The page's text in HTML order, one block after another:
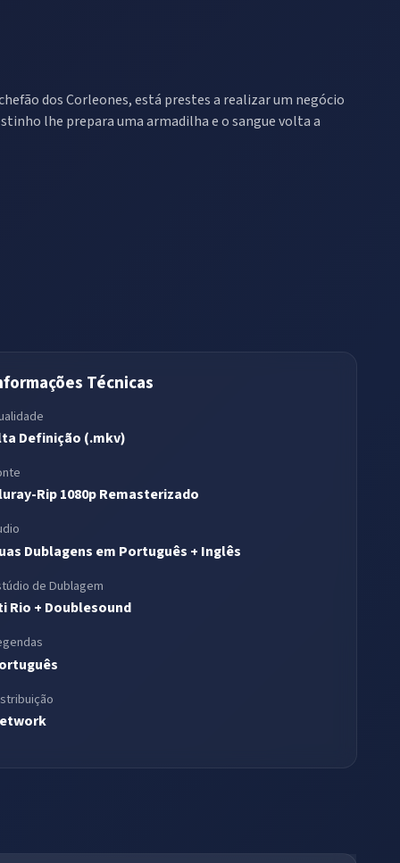
dos Corleones, está prestes a realizar um negócio
lhe prepara uma armadilha e o sangue volta a
Técnicas
Definição (.mkv)
Rip 1080p Remasterizado
Dublagens em Português + Inglês
de Dublagem
Rio + Doublesound